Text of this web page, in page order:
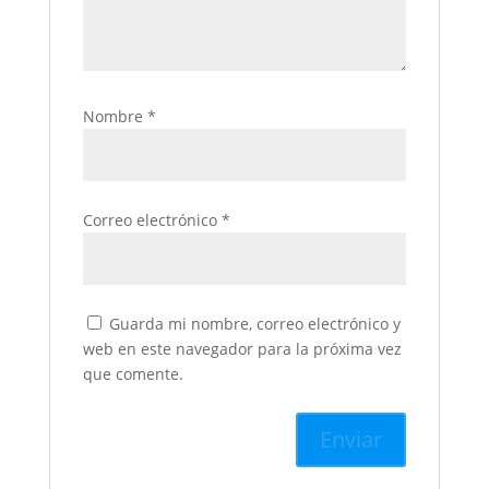
Nombre *
Correo electrónico *
Guarda mi nombre, correo electrónico y
web en este navegador para la próxima vez
que comente.